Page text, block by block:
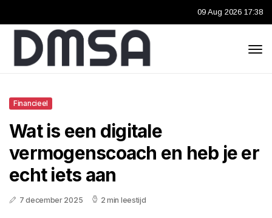
09 Aug 2026 17:38
Financieel
Wat is een digitale
vermogenscoach en heb je er
echt iets aan
7 december 2025 2 min leestijd